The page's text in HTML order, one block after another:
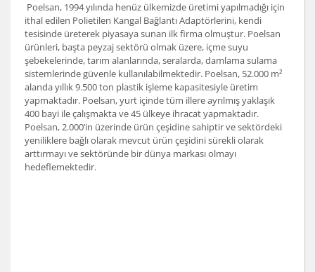
Poelsan, 1994 yılında henüz ülkemizde üretimi yapılmadığı için
ithal edilen Polietilen Kangal Bağlantı Adaptörlerini, kendi
tesisinde üreterek piyasaya sunan ilk firma olmuştur. Poelsan
ürünleri, başta peyzaj sektörü olmak üzere, içme suyu
şebekelerinde, tarım alanlarında, seralarda, damlama sulama
sistemlerinde güvenle kullanılabilmektedir. Poelsan, 52.000 m²
alanda yıllık 9.500 ton plastik işleme kapasitesiyle üretim
yapmaktadır. Poelsan, yurt içinde tüm illere ayrılmış yaklaşık
400 bayi ile çalışmakta ve 45 ülkeye ihracat yapmaktadır.
Poelsan, 2.000’in üzerinde ürün çeşidine sahiptir ve sektördeki
yeniliklere bağlı olarak mevcut ürün çeşidini sürekli olarak
arttırmayı ve sektöründe bir dünya markası olmayı
hedeflemektedir.